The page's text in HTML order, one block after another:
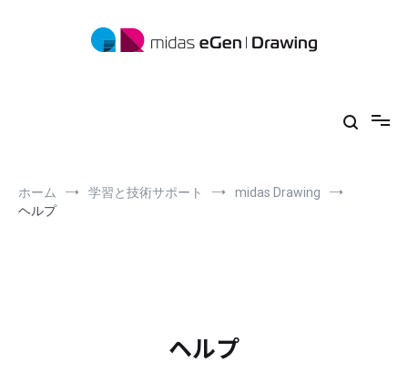
ホーム 学習と技術サポート
midas Drawing
ヘルプ
ヘルプ